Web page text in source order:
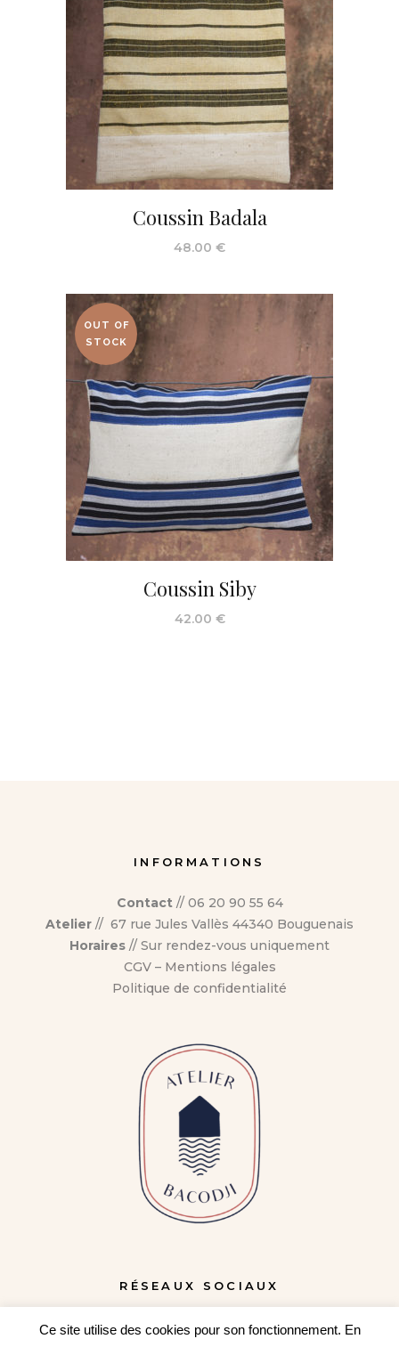
Coussin Badala
48.00 €
OUT OF
STOCK
Coussin Siby
42.00 €
INFORMATIONS
Contact// 06 20 90 55 64
Atelier // 67 rue Jules Vallès 44340 Bouguenais
Horaires // Sur rendez-vous uniquement
CGV– Mentions légales
Politique de confidentialité
RÉSEAUX SOCIAUX
Ce site utilise des cookies pour son fonctionnement. En